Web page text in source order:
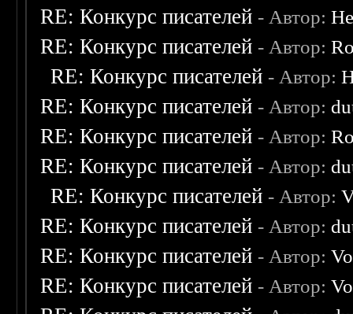
RE: Конкурс писателей - Автор:
RE: Конкурс писателей - Автор:
RE: Конкурс писателей - Автор:
RE: Конкурс писателей - Автор:
RE: Конкурс писателей - Автор:
RE: Конкурс писателей - Автор:
RE: Конкурс писателей - Автор:
RE: Конкурс писателей - Автор:
RE: Конкурс писателей - Автор:
RE: Конкурс писателей - Автор: